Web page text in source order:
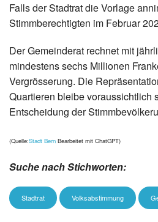
Falls der Stadtrat die Vorlage
Stimmberechtigten im Februar
Der Gemeinderat rechnet mit
mindestens sechs Millionen
Vergrösserung. Die
Quartieren bleibe voraussichtlich
Entscheidung der
(Quelle:Stadt Bern Bearbeitet mit ChatGPT)
Suche nach Stichworten:
Stadtrat Volksabstimmung